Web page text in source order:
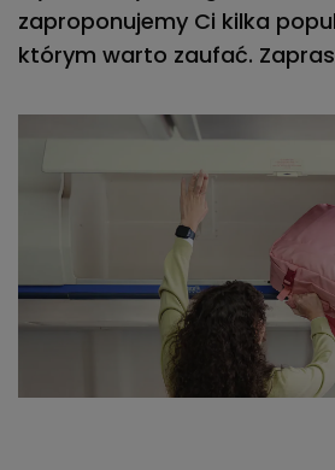
zaproponujemy Ci kilka
którym warto zaufać.